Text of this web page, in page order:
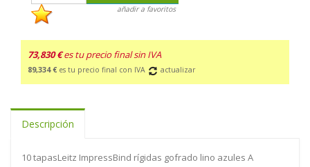
añadir a favoritos
73,830 € es tu precio final sin IVA
89,334 € es tu precio final con IVA actualizar
Descripción
10 tapasLeitz ImpressBind rígidas gofrado lino azules A